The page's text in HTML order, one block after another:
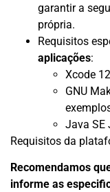
garantir a
própria.
Requisitos
aplicações:
Xcode
GNU
Java SE
Requisitos da
Recomendamos
informe as